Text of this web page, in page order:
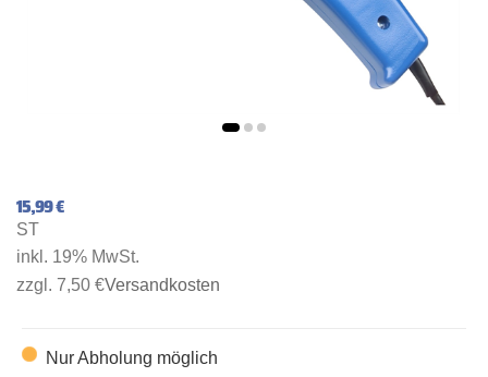
15,99 €
ST
inkl. 19% MwSt.
zzgl. 7,50 €Versandkosten
Nur Abholung möglich